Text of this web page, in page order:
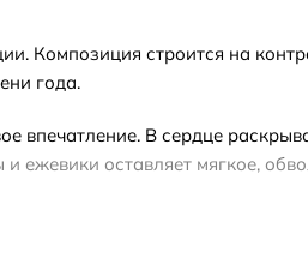
Композиция строится на
года.
впечатление. В сердце
ежевики оставляет мягкое,